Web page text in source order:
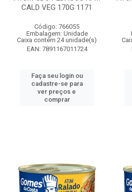
CALD VEG 170G 1171
Código: 766055
Embalagem: Unidade
Caixa contém 24 unidade(s)
EAN: 7891167011724
Faça seu login ou
cadastre-se para
ver preços e
comprar